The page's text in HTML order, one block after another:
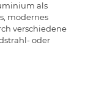
als
modernes
verschiedene
oder